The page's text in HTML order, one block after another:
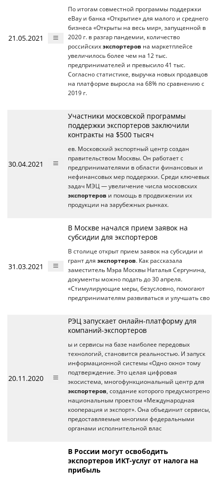
21.05.2021
По итогам совместной программы поддержки
eBay и банка «Открытие» для малого и среднего
бизнеса «Открыты на весь мир», запущенной в
2020 г. в разгар пандемии, количество
российских экспортеров на маркетплейсе
увеличилось более чем на 12 тыс.
предпринимателей и превысило 41 тыс.
Согласно статистике, выручка новых продавцов
на платформе выросла на 68% по сравнению с
2019 г.
30.04.2021
Участники московской программы
поддержки экспортеров заключили
контракты на $500 тысяч
ев. Московский экспортный центр создан
правительством Москвы. Он работает с
предпринимателями в области финансовых и
нефинансовых мер поддержки. Среди ключевых
задач МЭЦ — увеличение числа московских
экспортеров и помощь в продвижении их
продукции на зарубежных рынках.
31.03.2021
В Москве начался прием заявок на
субсидии для экспортеров
В столице открыт прием заявок на субсидии и
грант для экспортеров. Как рассказала
заместитель Мэра Москвы Наталья Сергунина,
документы можно подать до 30 апреля.
«Стимулирующие меры, безусловно, помогают
предпринимателям развиваться и улучшать сво
20.11.2020
РЭЦ запускает онлайн-платформу для
компаний-экспортеров
ы и сервисы на базе наиболее передовых
технологий, становится реальностью. И запуск
информационной системы «Одно окно» тому
подтверждение. Это целая цифровая
экосистема, многофункциональный центр для
экспортеров, создание которого предусмотрено
национальным проектом «Международная
кооперация и экспорт». Она объединит сервисы,
предоставляемые многими федеральными
органами исполнительной влас
В России могут освободить
экспортеров ИКТ-услуг от налога на
прибыль